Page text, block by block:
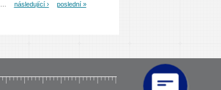
následující › poslední »